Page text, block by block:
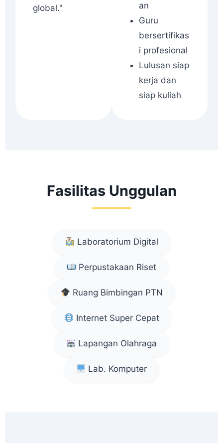
global."
an
Guru
bersertifikas
i profesional
Lulusan siap
kerja dan
siap kuliah
Fasilitas Unggulan
Laboratorium Digital
Perpustakaan Riset
Ruang Bimbingan PTN
Internet Super Cepat
Lapangan Olahraga
Lab. Komputer